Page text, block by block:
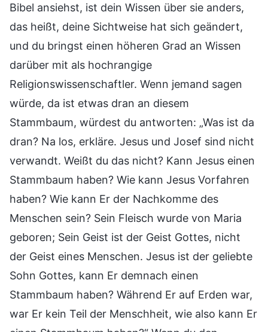
Bibel ansiehst, ist dein Wissen über sie anders,
das heißt, deine Sichtweise hat sich geändert,
und du bringst einen höheren Grad an Wissen
darüber mit als hochrangige
Religionswissenschaftler. Wenn jemand sagen
würde, da ist etwas dran an diesem
Stammbaum, würdest du antworten: „Was ist da
dran? Na los, erkläre. Jesus und Josef sind nicht
verwandt. Weißt du das nicht? Kann Jesus einen
Stammbaum haben? Wie kann Jesus Vorfahren
haben? Wie kann Er der Nachkomme des
Menschen sein? Sein Fleisch wurde von Maria
geboren; Sein Geist ist der Geist Gottes, nicht
der Geist eines Menschen. Jesus ist der geliebte
Sohn Gottes, kann Er demnach einen
Stammbaum haben? Während Er auf Erden war,
war Er kein Teil der Menschheit, wie also kann Er